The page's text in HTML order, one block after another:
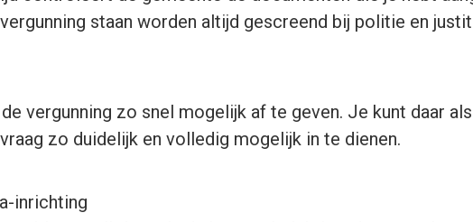
staan worden altijd gescreend bij politie en
vergunning zo snel mogelijk af te geven. Je kunt daar
zo duidelijk en volledig mogelijk in te dienen.
inrichting